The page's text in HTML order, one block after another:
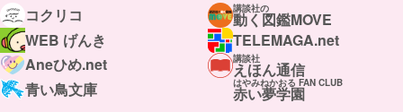
コクリコ
講談社の
動く図鑑MOVE
WEB げんき
TELEMAGA.net
Aneひめ.net
講談社
えほん通信
青い鳥文庫
はやみねかおる FAN CLUB
赤い夢学園